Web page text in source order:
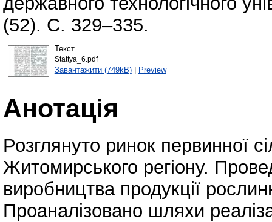
(52). С. 329–335.
Текст
Stattya_6.pdf
Завантажити (749kB)| Preview
Анотація
Розглянуто ринок первинної
Житомирського регіону.
виробництва продукції
Проаналізовано шляхи